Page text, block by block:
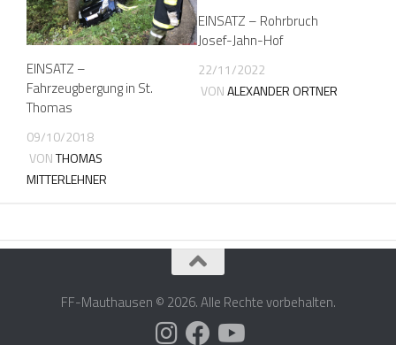
EINSATZ –
Fahrzeugbergung in St.
Thomas
09/10/2018
VONTHOMAS
MITTERLEHNER
EINSATZ – Rohrbruch
Josef-Jahn-Hof
22/11/2022
VONALEXANDER ORTNER
FF-Mauthausen © 2026. Alle Rechte vorbehalten.